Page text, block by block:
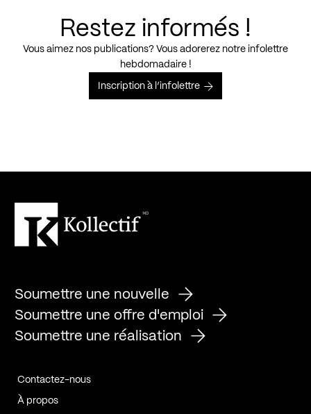
Restez informés !
Vous aimez nos publications? Vous adorerez notre infolettre
hebdomadaire !
Inscription à l’infolettre
Soumettre une nouvelle
Soumettre une offre d'emploi
Soumettre une réalisation
Contactez-nous
À propos